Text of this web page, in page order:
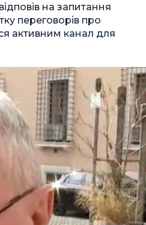
на запитання
переговорів про
активним канал для